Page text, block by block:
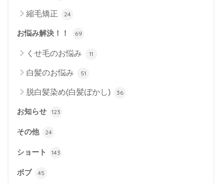
縮毛矯正 24
お悩み解決！！ 69
くせ毛のお悩み 11
白髪のお悩み 51
脱白髪染め(白髪ぼかし) 36
お知らせ 123
その他 24
ショート 143
ボブ 45